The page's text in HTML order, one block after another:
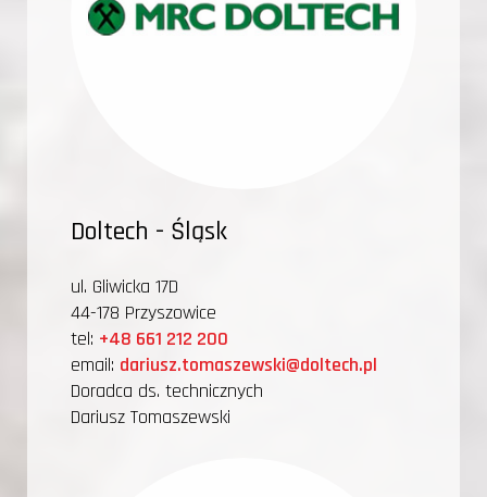
Doltech - Śląsk
ul. Gliwicka 17D
44-178 Przyszowice
tel: +48 661 212 200
email: dariusz.tomaszewski@doltech.pl
Doradca ds. technicznych
Dariusz Tomaszewski